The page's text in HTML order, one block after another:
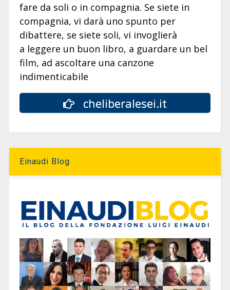
fare da soli o in compagnia. Se siete in
compagnia, vi darà uno spunto per
dibattere, se siete soli, vi invoglierà
a leggere un buon libro, a guardare un bel
film, ad ascoltare una canzone
indimenticabile
cheliberalesei.it
Einaudi Blog